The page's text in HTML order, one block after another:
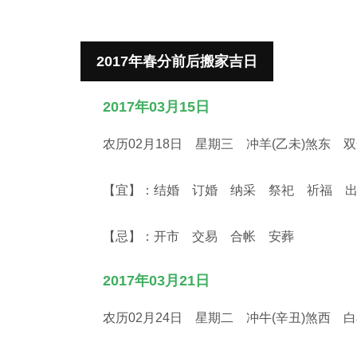
2017年春分前后搬家吉日
2017年03月15日
农历02月18日 星期三 冲羊(乙未)煞东 双
【宜】：结婚 订婚 纳采 祭祀 祈
【忌】：开市 交易 合帐 安葬
2017年03月21日
农历02月24日 星期二 冲牛(辛丑)煞西 白